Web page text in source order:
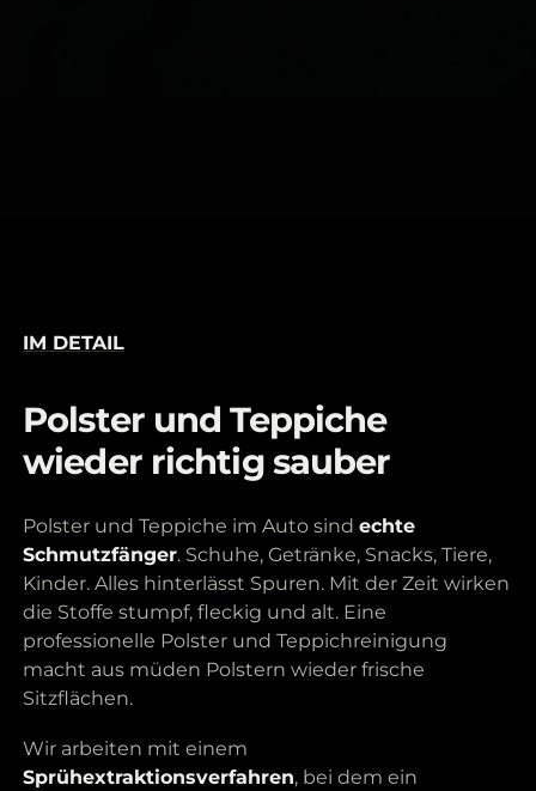
IM DETAIL
Polster und Teppiche
wieder richtig sauber
Polster und Teppiche im Auto sindechte
Schmutzfänger. Schuhe, Getränke, Snacks, Tiere,
Kinder. Alles hinterlässt Spuren. Mit der Zeit wirken
die Stoffe stumpf, fleckig und alt. Eine
professionelle Polster und Teppichreinigung
macht aus müden Polstern wieder frische
Sitzflächen.
Wir arbeiten mit einem
Sprühextraktionsverfahren, bei dem ein